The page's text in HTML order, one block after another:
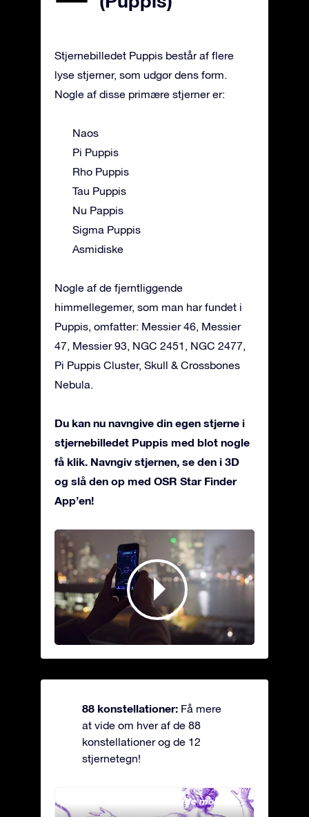
Stjernebilledet Puppis består af flere
lyse stjerner, som udgør dens form.
Nogle af disse primære stjerner er:
Naos
Pi Puppis
Rho Puppis
Tau Puppis
Nu Pappis
Sigma Puppis
Asmidiske
Nogle af de fjerntliggende
himmellegemer, som man har fundet i
Puppis, omfatter: Messier 46, Messier
47, Messier 93, NGC 2451, NGC 2477,
Pi Puppis Cluster, Skull & Crossbones
Nebula.
Du kan nu navngive din egen stjerne i
stjernebilledet Puppis med blot nogle
få klik. Navngiv stjernen, se den i 3D
og slå den op med OSR Star Finder
App’en!
88 konstellationer: Få mere
at vide om hver af de 88
konstellationer og de 12
stjernetegn!
Andromeda - Den lænkede mø